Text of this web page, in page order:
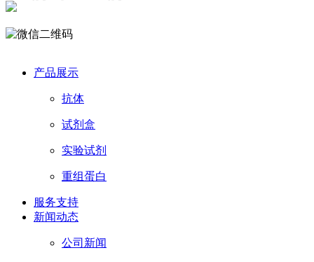
产品展示
抗体
试剂盒
实验试剂
重组蛋白
服务支持
新闻动态
公司新闻